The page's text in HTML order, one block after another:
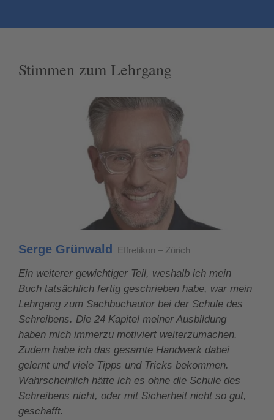
Stimmen zum Lehrgang
Serge Grünwald Effretikon – Zürich
Ein weiterer gewichtiger Teil, weshalb ich mein
Buch tatsächlich fertig geschrieben habe, war mein
Lehrgang zum Sachbuchautor bei der Schule des
Schreibens. Die 24 Kapitel meiner Ausbildung
haben mich immerzu motiviert weiterzumachen.
Zudem habe ich das gesamte Handwerk dabei
gelernt und viele Tipps und Tricks bekommen.
Wahrscheinlich hätte ich es ohne die Schule des
Schreibens nicht, oder mit Sicherheit nicht so gut,
geschafft.